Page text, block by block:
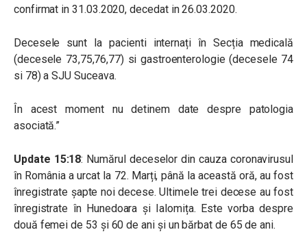
confirmat in 31.03.2020, decedat in 26.03.2020.
Decesele sunt la pacienti internați în Secția medicală
(decesele 73,75,76,77) si gastroenterologie (decesele 74
si 78) a SJU Suceava.
În acest moment nu detinem date despre patologia
asociată.”
Update 15:18: Numărul deceselor din cauza coronavirusul
în România a urcat la 72. Marți, până la această oră, au fost
înregistrate șapte noi decese. Ultimele trei decese au fost
înregistrate în Hunedoara și Ialomița. Este vorba despre
două femei de 53 și 60 de ani și un bărbat de 65 de ani.